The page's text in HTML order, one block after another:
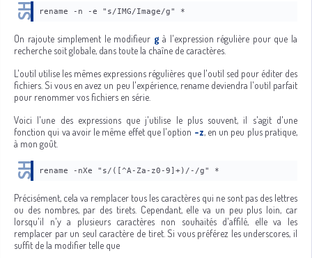
rename -n -e "s/IMG/Image/g" *
On rajoute simplement le modifieur g à l'expression régulière pour que la
recherche soit globale, dans toute la chaîne de caractères.
L'outil utilise les mêmes expressions régulières que l'outil sed pour éditer des
fichiers. Si vous en avez un peu l'expérience, rename deviendra l'outil parfait
pour renommer vos fichiers en série.
Voici l'une des expressions que j'utilise le plus souvent, il s'agit d'une
fonction qui va avoir le même effet que l'option -z, en un peu plus pratique,
à mon goût.
rename -nXe "s/([^A-Za-z0-9]+)/-/g" *
Précisément, cela va remplacer tous les caractères qui ne sont pas des lettres
ou des nombres, par des tirets. Cependant, elle va un peu plus loin, car
lorsqu'il n'y a plusieurs caractères non souhaités d'affilé, elle va les
remplacer par un seul caractère de tiret. Si vous préférez les underscores, il
suffit de la modifier telle que